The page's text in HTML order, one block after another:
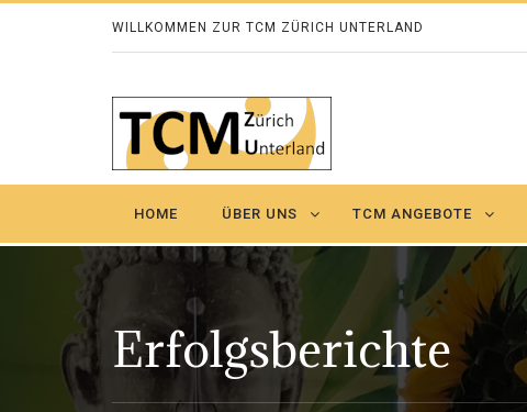
WILLKOMMEN ZUR TCM ZÜRICH UNTERLAND
HOME ÜBER UNS TCM ANGEBOTE
Erfolgsberichte